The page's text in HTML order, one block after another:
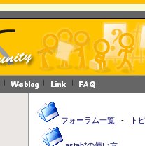
フォーラム一覧 - ト